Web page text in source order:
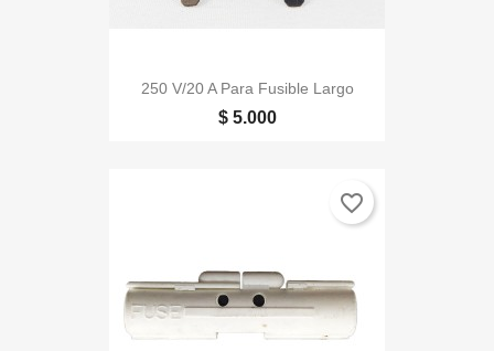
250 V/20 A Para Fusible Largo
$ 5.000
favorite_border